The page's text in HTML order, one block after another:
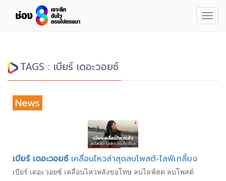
TAGS : เบียร์ เดอะวอยซ์
News
เบียร์ เดอะวอยซ์เคลื่อนไหวล่าสุดลบโพสต์-ไลฟ์เกลี้ยง
เบียร์ เดอะวอยซ์ เคลื่อนไหวหลังขอโทษ ลบไลฟ์สด ลบโพสต์